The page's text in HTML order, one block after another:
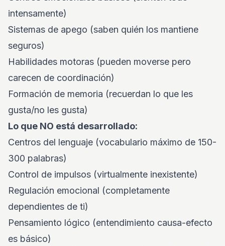
intensamente)
Sistemas de apego (saben quién los mantiene
seguros)
Habilidades motoras (pueden moverse pero
carecen de coordinación)
Formación de memoria (recuerdan lo que les
gusta/no les gusta)
Lo que NO está desarrollado:
Centros del lenguaje (vocabulario máximo de 150-
300 palabras)
Control de impulsos (virtualmente inexistente)
Regulación emocional (completamente
dependientes de ti)
Pensamiento lógico (entendimiento causa-efecto
es básico)